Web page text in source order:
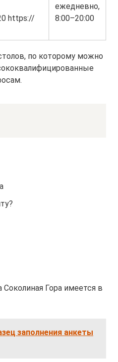
https://
ежедневно,
8:00–20:00
по которому можно
Гора имеется в
заполнения анкеты